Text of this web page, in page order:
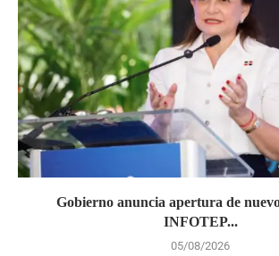
Gobierno anuncia apertura de
INFOTEP...
05/08/2026